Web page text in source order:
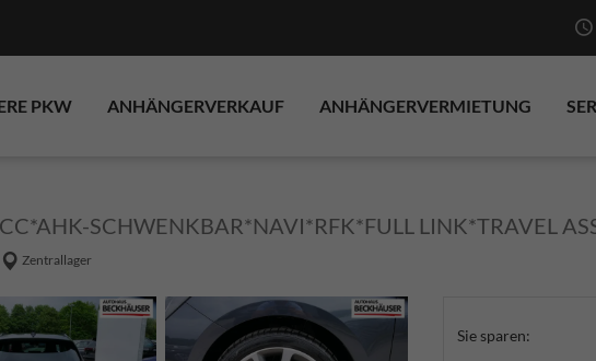
PKW ANHÄNGERVERKAUF ANHÄNGERVERMIETUNG
SCHWENKBAR*NAVI*RFK*FULL LINK*TRAVEL
Zentrallager
Sie sparen: